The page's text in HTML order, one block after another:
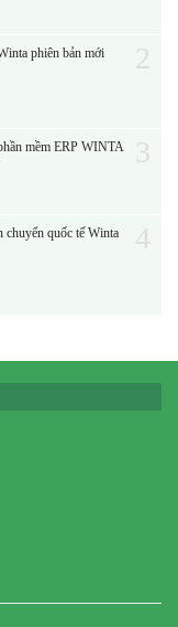
phiên bản mới
2
mềm ERP WINTA
3
chuyển quốc tế Winta
4